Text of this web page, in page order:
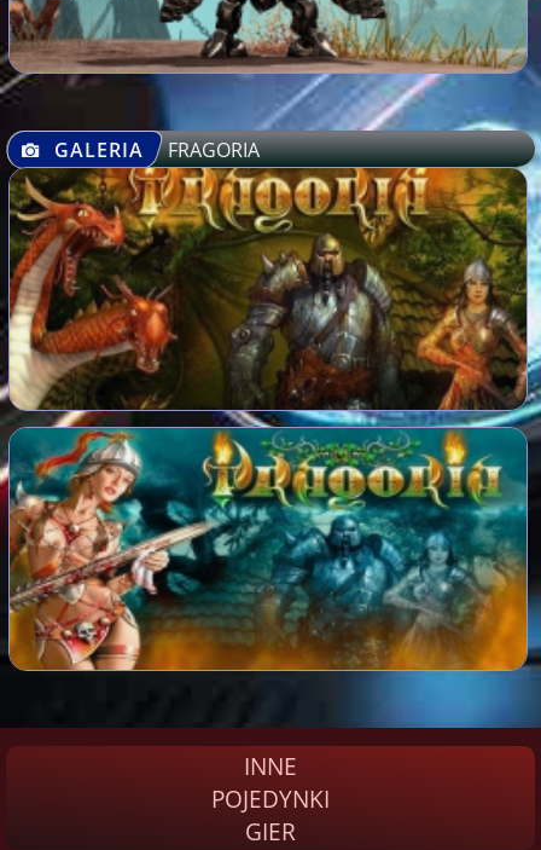
GALERIA FRAGORIA
INNE
POJEDYNKI
GIER